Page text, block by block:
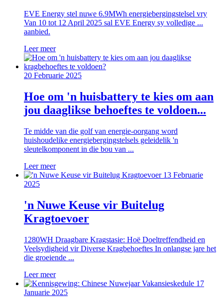
EVE Energy stel nuwe 6.9MWh energiebergingstelsel vry
Van 10 tot 12 April 2025 sal EVE Energy sy volledige ...
aanbied.
Leer meer
20 Februarie 2025
Hoe om 'n huisbattery te kies om aan
jou daaglikse behoeftes te voldoen...
Te midde van die golf van energie-oorgang word
huishoudelike energiebergingstelsels geleidelik 'n
sleutelkomponent in die bou van ...
Leer meer
13 Februarie
2025
'n Nuwe Keuse vir Buitelug
Kragtoevoer
1280WH Draagbare Kragstasie: Hoë Doeltreffendheid en
Veelsydigheid vir Diverse Kragbehoeftes In onlangse jare het
die groeiende ...
Leer meer
17
Januarie 2025